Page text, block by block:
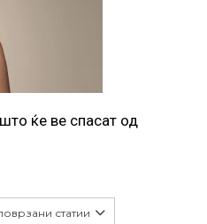
ќе ве спасат од
статии